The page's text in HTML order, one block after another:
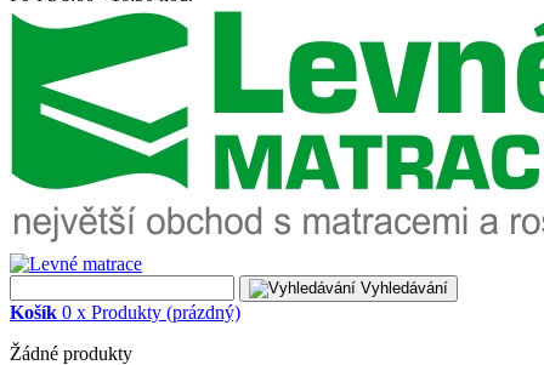
Vyhledávání
Košík 0 x Produkty (prázdný)
Žádné produkty